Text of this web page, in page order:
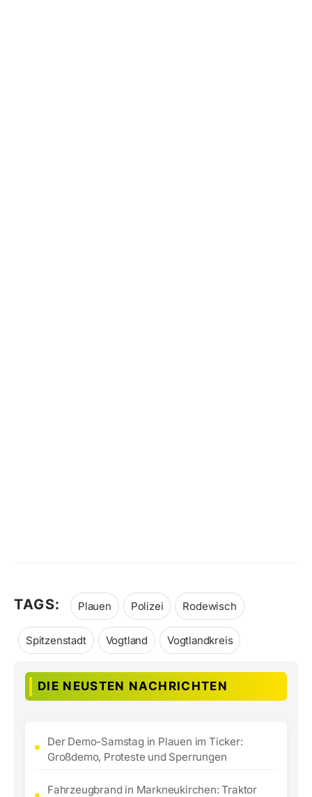
TAGS: Plauen Polizei Rodewisch
Spitzenstadt Vogtland Vogtlandkreis
DIE NEUSTEN NACHRICHTEN
Der Demo-Samstag in Plauen im Ticker:
Großdemo, Proteste und Sperrungen
Fahrzeugbrand in Markneukirchen: Traktor